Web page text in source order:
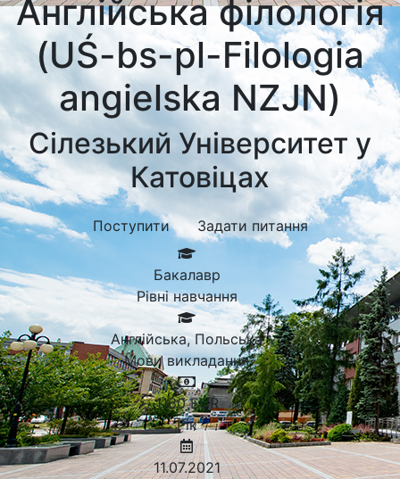
Англійська філологія
(UŚ-bs-pl-Filologia
angielska NZJN)
Сілезький Університет у
Катовіцах
Поступити Задати питання
Бакалавр
Рівні навчання
Англійська, Польська
Мови викладання
1160 EUR
Рік
11.07.2021